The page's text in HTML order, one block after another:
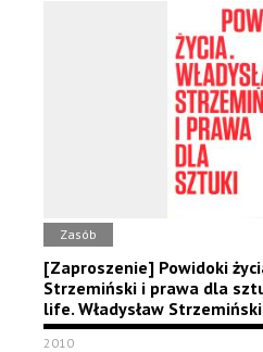
Zasób
[Zaproszenie] Powidoki
Strzemiński i prawa dla
life. Władysław
2010